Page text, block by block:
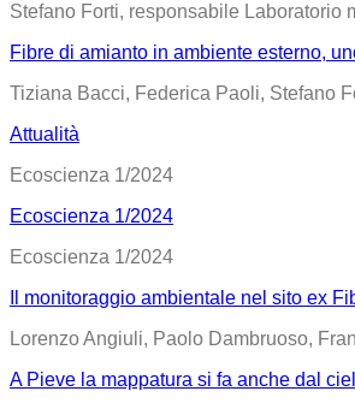
Stefano Forti, responsabile Laboratorio
Fibre di amianto in ambiente esterno,
Tiziana Bacci, Federica Paoli, Stefano
Attualità
Ecoscienza 1/2024
Ecoscienza 1/2024
Ecoscienza 1/2024
Il monitoraggio ambientale nel sito ex
Lorenzo Angiuli, Paolo Dambruoso,
A Pieve la mappatura si fa anche dal